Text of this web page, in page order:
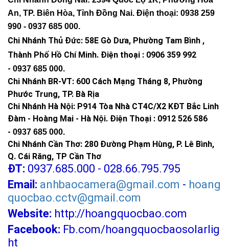
An, TP. Biên Hòa, Tỉnh Đồng Nai. Điện thoại: 0938 259
990 - 0937 685 000.
Chi Nhánh Thủ Đức: 58E Gò Dưa, Phường Tam Bình ,
Thành Phố Hồ Chí Minh. Điện thoại : 0906 359 992
- 0937 685 000.
Chi Nhánh BR-VT: 600 Cách Mạng Tháng 8, Phường
Phước Trung, TP. Bà Rịa
Chi Nhánh Hà Nội: P914 Tòa Nhà CT4C/X2 KĐT Bắc Linh
Đàm - Hoàng Mai - Hà Nội. Điện Thoại : 0912 526 586
- 0937 685 000.
Chi Nhánh Cần Thơ: 280 Đường Phạm Hùng, P. Lê Bình,
Q. Cái Răng, TP Cần Thơ
ĐT: 0937.685.000 - 028.66.795.795
Email: anhbaocamera@gmail.com - hoang
quocbao.cctv@gmail.com
Website: http://hoangquocbao.com
Facebook: Fb.com/hoangquocbaosolarlig
ht